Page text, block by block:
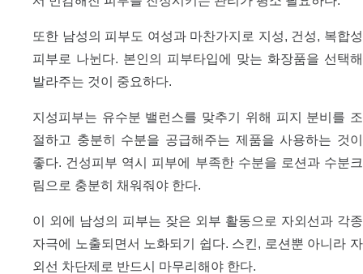
또한 남성의 피부도 여성과 마찬가지로 지성, 건성, 복합성
피부로 나뉜다. 본인의 피부타입에 맞는 화장품을 선택해
발라주는 것이 중요하다.
지성피부는 유수분 밸런스를 맞추기 위해 피지 분비를 조
절하고 충분히 수분을 공급해주는 제품을 사용하는 것이
좋다. 건성피부 역시 피부에 부족한 수분을 로션과 수분크
림으로 충분히 채워줘야 한다.
이 외에 남성의 피부는 잦은 외부 활동으로 자외선과 각종
자극에 노출되면서 노화되기 쉽다. 스킨, 로션뿐 아니라 자
외선 차단제로 반드시 마무리해야 한다.